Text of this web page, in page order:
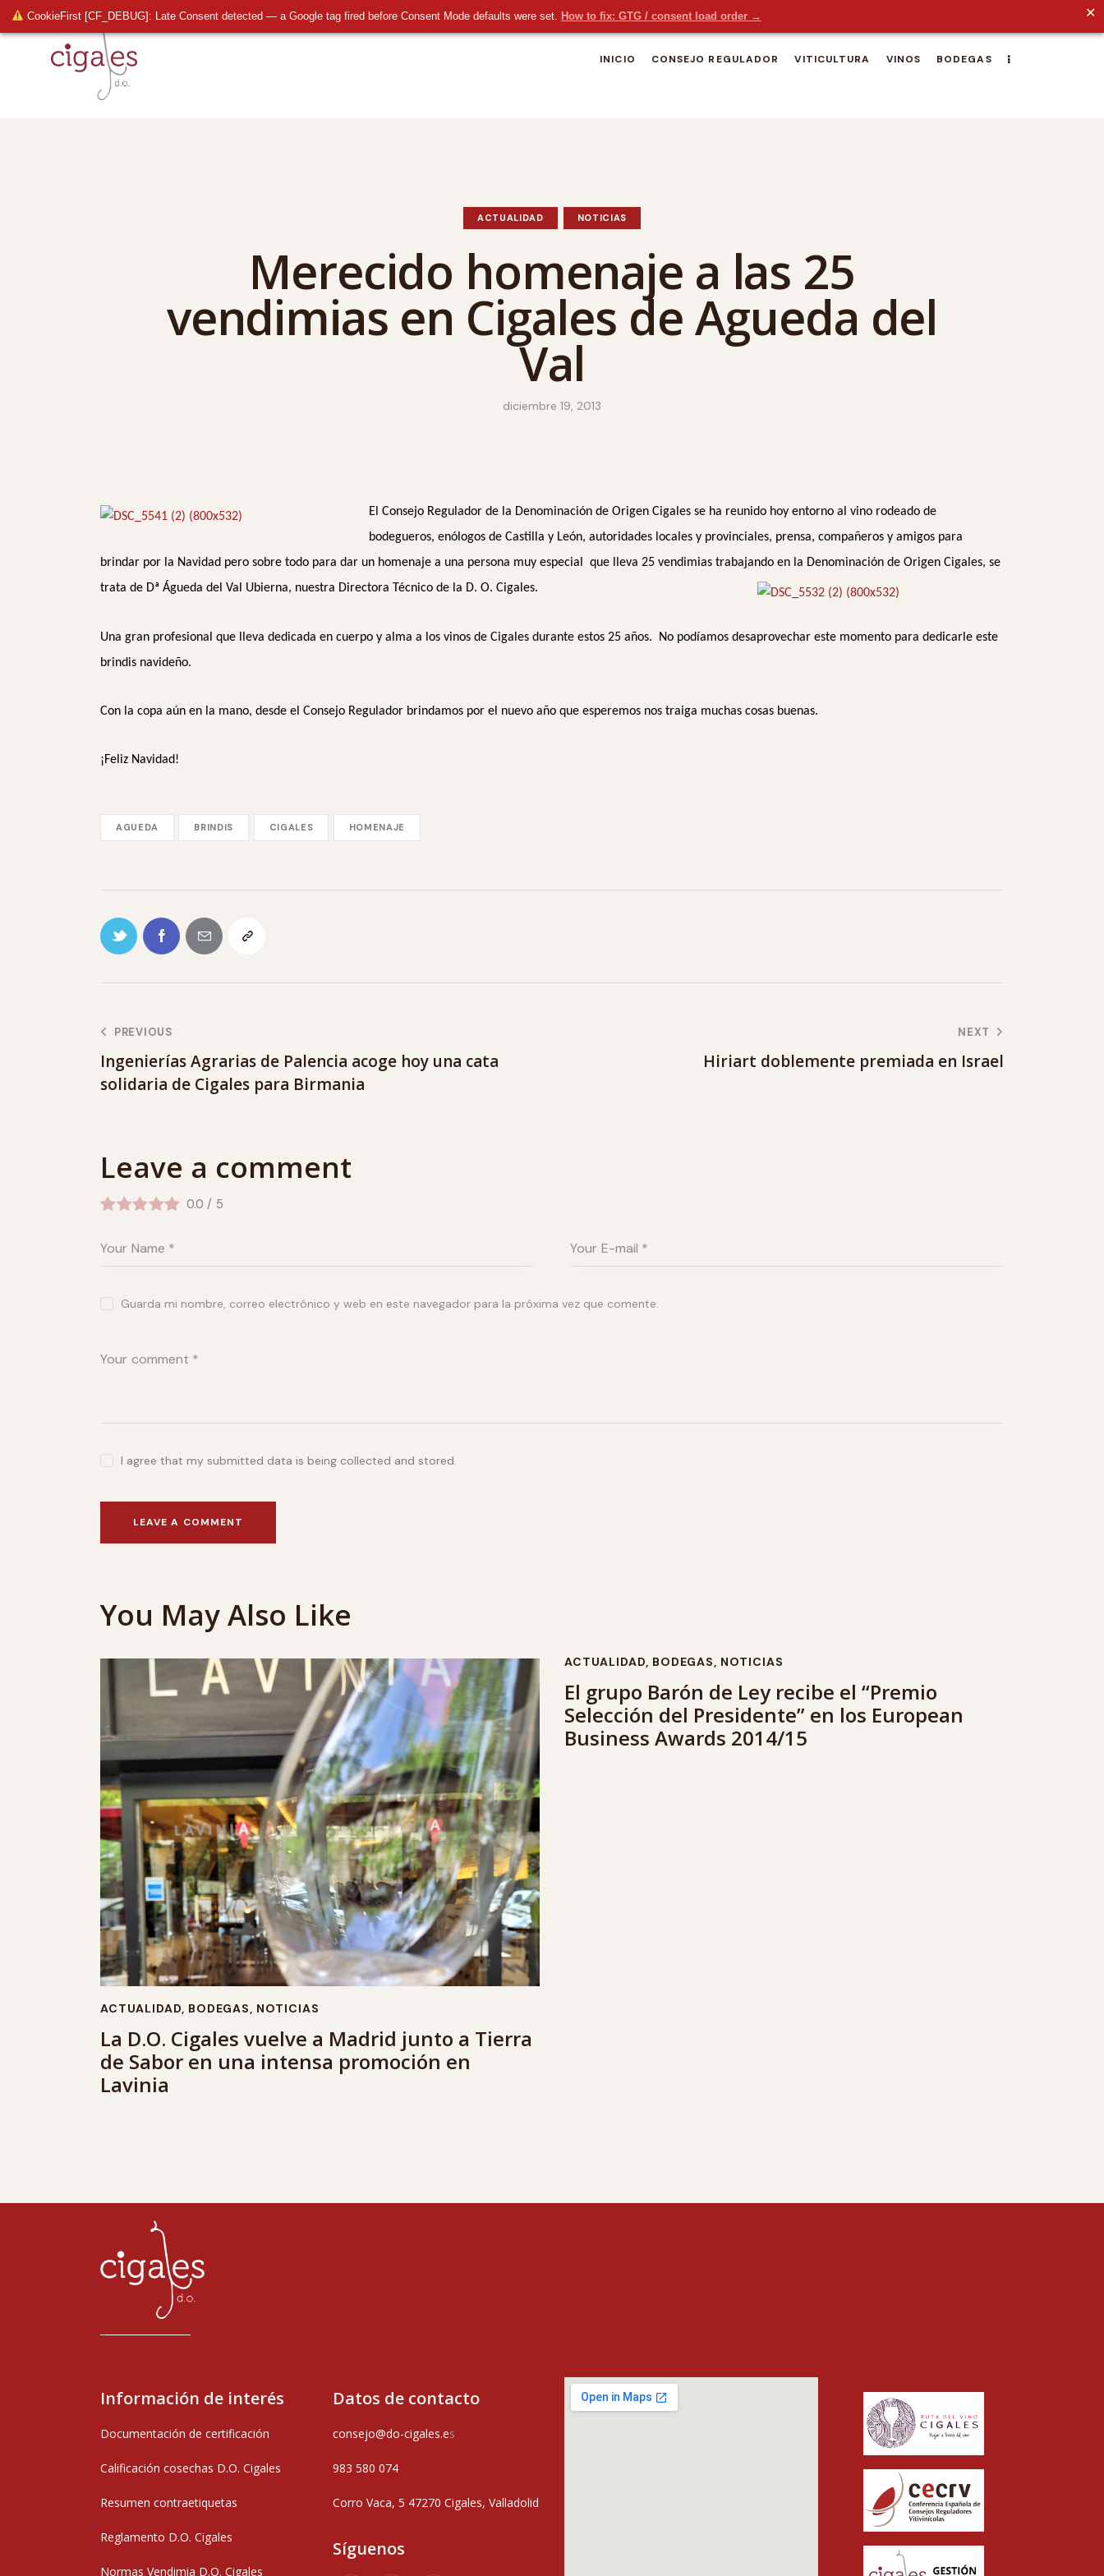
CookieFirst [CF_DEBUG]: Late Consent detected — a Google tag fired before Consent Mode defaults were set. How to fix: GTG / consent load order → ✕
INICIO CONSEJO REGULADOR VITICULTURA VINOS BODEGAS
ACTUALIDAD NOTICIAS
Merecido homenaje a las 25
vendimias en Cigales de Agueda del
Val
diciembre 19, 2013
El Consejo Regulador de la Denominación de Origen Cigales se ha reunido hoy entorno al vino rodeado de
bodegueros, enólogos de Castilla y León, autoridades locales y provinciales, prensa, compañeros y amigos para
brindar por la Navidad pero sobre todo para dar un homenaje a una persona muy especial que lleva 25 vendimias trabajando en la Denominación de Origen Cigales, se
trata de Dª Águeda del Val Ubierna, nuestra Directora Técnico de la D. O. Cigales.
Una gran profesional que lleva dedicada en cuerpo y alma a los vinos de Cigales durante estos 25 años. No podíamos desaprovechar este momento para dedicarle este
brindis navideño.
Con la copa aún en la mano, desde el Consejo Regulador brindamos por el nuevo año que esperemos nos traiga muchas cosas buenas.
¡Feliz Navidad!
AGUEDA BRINDIS CIGALES HOMENAJE
PREVIOUS
Ingenierías Agrarias de Palencia acoge hoy una cata
solidaria de Cigales para Birmania
NEXT
Hiriart doblemente premiada en Israel
Leave a comment
0.0 / 5
Guarda mi nombre, correo electrónico y web en este navegador para la próxima vez que comente.
I agree that my submitted data is being collected and stored.
You May Also Like
ACTUALIDAD, BODEGAS, NOTICIAS
La D.O. Cigales vuelve a Madrid junto a Tierra
de Sabor en una intensa promoción en
Lavinia
ACTUALIDAD, BODEGAS, NOTICIAS
El grupo Barón de Ley recibe el “Premio
Selección del Presidente” en los European
Business Awards 2014/15
Información de interés
Documentación de certificación
Calificación cosechas D.O. Cigales
Resumen contraetiquetas
Reglamento D.O. Cigales
Normas Vendimia D.O. Cigales
Datos de contacto
consejo@do-cigales.es
983 580 074
Corro Vaca, 5 47270 Cigales, Valladolid
Síguenos